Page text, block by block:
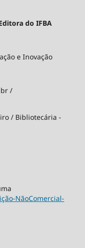
do IFBA
e Inovação
/
/ Bibliotecária -
NãoComercial-